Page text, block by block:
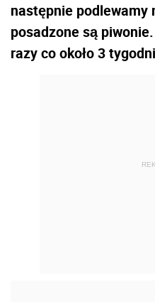
następnie podlewamy
posadzone są
razy co około 3